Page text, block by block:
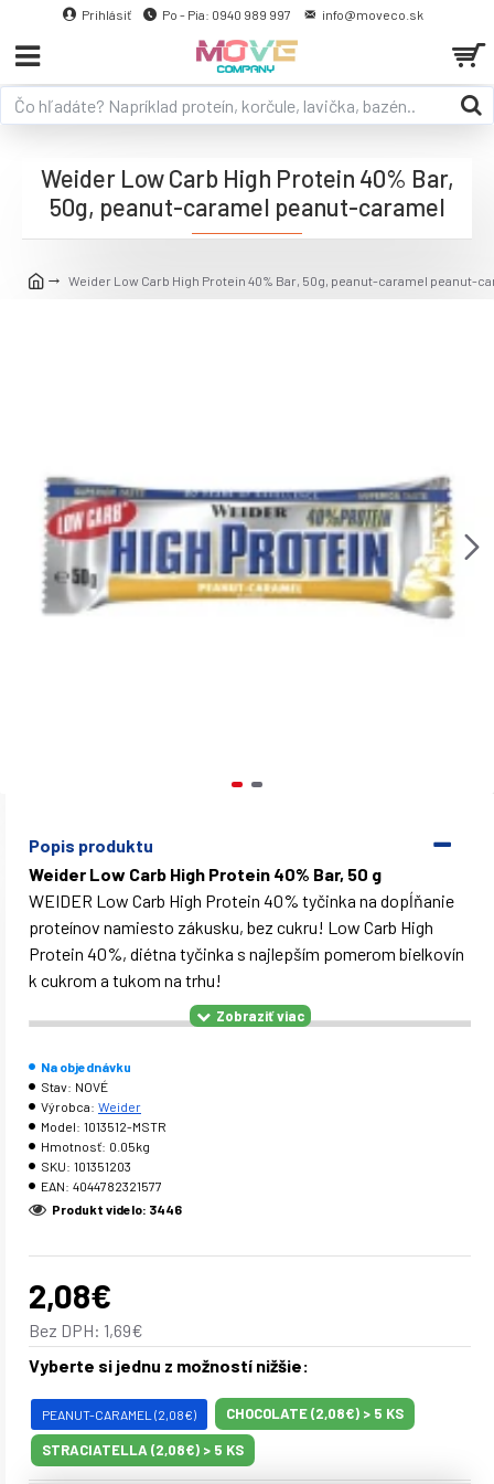
Prihlásiť Po - Pia: 0940 989 997 info@moveco.sk
Weider Low Carb High Protein 40% Bar, 50g, peanut-caramel peanut-
Weider Low Carb High Protein 40% Bar,
50g, peanut-caramel peanut-caramel
Popis produktu
Weider Low Carb High Protein 40% Bar, 50 g
WEIDER Low Carb High Protein 40% tyčinka na dopĺňanie
proteínov namiesto zákusku, bez cukru! Low Carb High
Protein 40%, diétna tyčinka s najlepším pomerom bielkovín
k cukrom a tukom na trhu!
Počet dávok
Kcal na 100g
z toho cukru
Obsah proteínov na tyčinku
Obsah tuku
2,08€
Bez DPH: 1,69€
Na objednávku
Stav: NOVÉ
Výrobca: Weider
Model: 1013512-MSTR
Hmotnosť: 0.05kg
SKU: 101351203
EAN: 4044782321577
Produkt videlo: 3446
Vyberte si jednu z možností nižšie:
PEANUT-CARAMEL (2,08€) CHOCOLATE (2,08€) > 5 KS
STRACIATELLA (2,08€) > 5 KS